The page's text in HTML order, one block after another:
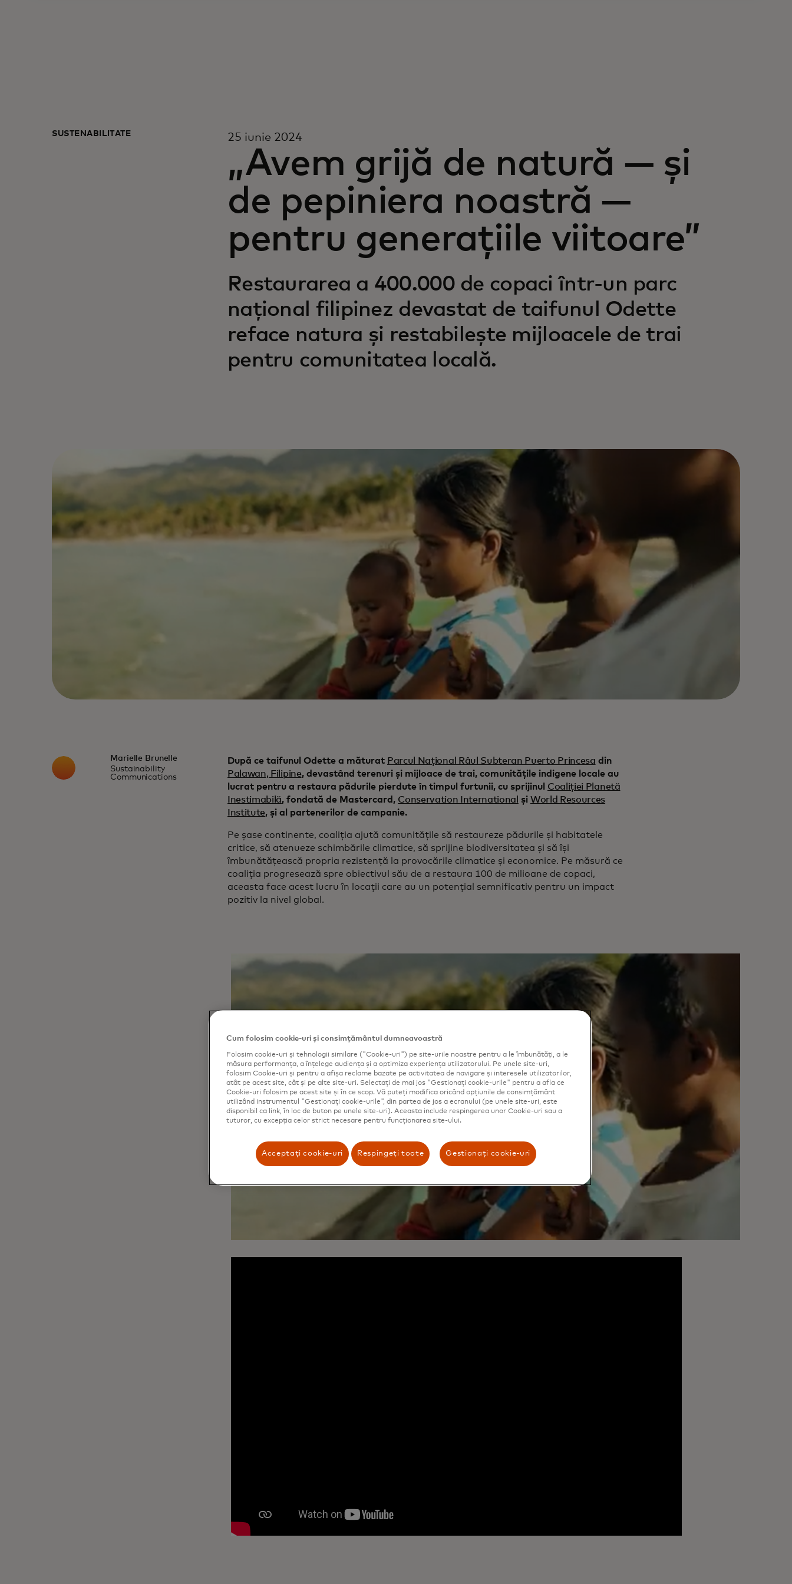
SUSTENABILITATE 25 iunie 2024
„Avem grijă de natură — și
de pepiniera noastră —
pentru generațiile viitoare”
Restaurarea a 400.000 de copaci într-un parc
național filipinez devastat de taifunul Odette
reface natura și restabilește mijloacele de trai
pentru comunitatea locală.
Marielle Brunelle
Sustainability
Communications
După ce taifunul Odette a măturat Parcul Național Râul Subteran Puerto Princesa din
Palawan, Filipine, devastând terenuri și mijloace de trai, comunitățile indigene locale au
lucrat pentru a restaura pădurile pierdute în timpul furtunii, cu sprijinul Coaliției Planetă
Inestimabilă, fondată de Mastercard, Conservation International și World Resources
Institute, și al partenerilor de campanie.
Pe șase continente, coaliția ajută comunitățile să restaureze pădurile și habitatele
critice, să atenueze schimbările climatice, să sprijine biodiversitatea și să își
îmbunătățească propria rezistență la provocările climatice și economice. Pe măsură ce
coaliția progresează spre obiectivul său de a restaura 100 de milioane de copaci,
aceasta face acest lucru în locații care au un potențial semnificativ pentru un impact
pozitiv la nivel global.
Cum folosim cookie-uri și consimțământul dumneavoastră
Folosim cookie-uri și tehnologii similare ("Cookie-uri") pe site-urile noastre pentru a le îmbunătăți, a le
măsura performanța, a înțelege audiența și a optimiza experiența utilizatorului. Pe unele site-uri,
folosim Cookie-uri și pentru a afișa reclame bazate pe activitatea de navigare și interesele utilizatorilor,
atât pe acest site, cât și pe alte site-uri. Selectați de mai jos "Gestionați cookie-urile" pentru a afla ce
Cookie-uri folosim pe acest site și în ce scop. Vă puteți modifica oricând opțiunile de consimțământ
utilizând instrumentul "Gestionați cookie-urile", din partea de jos a ecranului (pe unele site-uri, este
disponibil ca link, în loc de buton pe unele site-uri). Aceasta include respingerea unor Cookie-uri sau a
tuturor, cu excepția celor strict necesare pentru funcționarea site-ului.
Acceptați cookie-uri Respingeți toate Gestionați cookie-uri